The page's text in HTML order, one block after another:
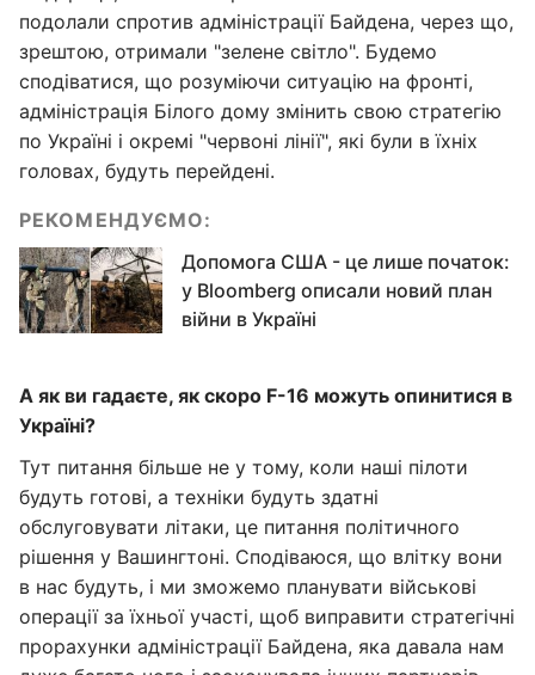
подолали спротив адміністрації Байдена, через що,
зрештою, отримали "зелене світло". Будемо
сподіватися, що розуміючи ситуацію на фронті,
адміністрація Білого дому змінить свою стратегію
по Україні і окремі "червоні лінії", які були в їхніх
головах, будуть перейдені.
РЕКОМЕНДУЄМО:
Допомога США - це лише початок:
у Bloomberg описали новий план
війни в Україні
А як ви гадаєте, як скоро F-16 можуть опинитися в
Україні?
Тут питання більше не у тому, коли наші пілоти
будуть готові, а техніки будуть здатні
обслуговувати літаки, це питання політичного
рішення у Вашингтоні. Сподіваюся, що влітку вони
в нас будуть, і ми зможемо планувати військові
операції за їхньої участі, щоб виправити стратегічні
прорахунки адміністрації Байдена, яка давала нам